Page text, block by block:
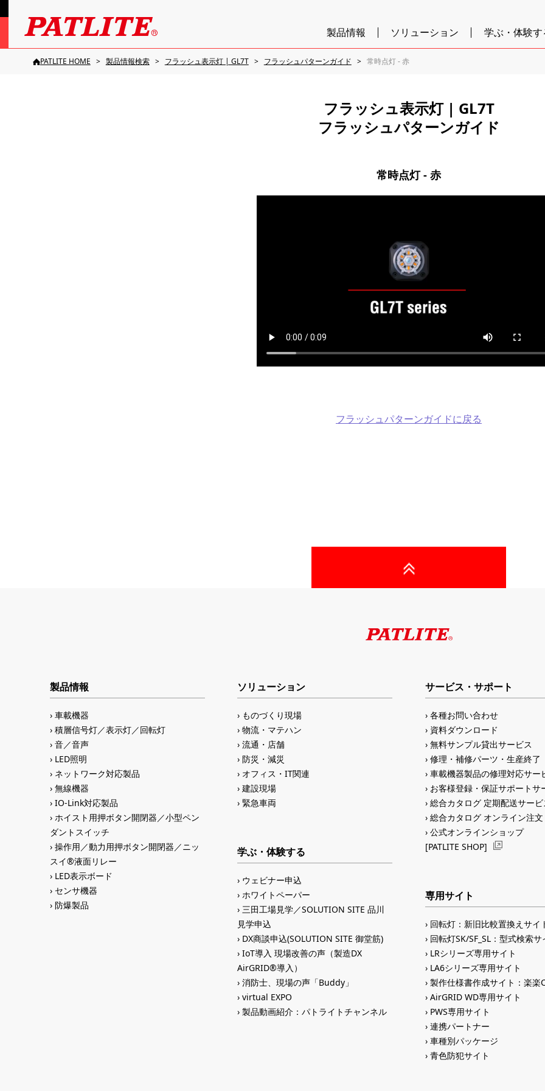
製品情報 ソリューション 学ぶ・体験す
PATLITE HOME 製品情報検索 フラッシュ表示灯 | GL7T フラッシュパターンガイド 常時点灯 - 赤
フラッシュ表示灯 | GL7T
フラッシュパターンガイド
常時点灯 - 赤
フラッシュパターンガイドに戻る
製品情報
車載機器
積層信号灯／表示灯／回転灯
音／音声
LED照明
ネットワーク対応製品
無線機器
IO-Link対応製品
ホイスト用押ボタン開閉器／小型ペン
ダントスイッチ
操作用／動力用押ボタン開閉器／ニッ
スイ®液面リレー
LED表示ボード
センサ機器
防爆製品
ソリューション
ものづくり現場
物流・マテハン
流通・店舗
防災・減災
オフィス・IT関連
建設現場
緊急車両
学ぶ・体験する
ウェビナー申込
ホワイトペーパー
三田工場見学／SOLUTION SITE 品川
見学申込
DX商談申込(SOLUTION SITE 御堂筋)
IoT導入 現場改善の声（製造DX
AirGRID®導入）
消防士、現場の声「Buddy」
virtual EXPO
製品動画紹介：パトライトチャンネル
サービス・サポート
各種お問い合わせ
資料ダウンロード
無料サンプル貸出サービス
修理・補修パーツ・生産終了
車載機器製品の修理対応サー
お客様登録・保証サポートサ
総合カタログ 定期配送サービ
総合カタログ オンライン注文
公式オンラインショップ
[PATLITE SHOP]
専用サイト
回転灯：新旧比較置換えサイ
回転灯SK/SF_SL：型式検索サ
LRシリーズ専用サイト
LA6シリーズ専用サイト
製作仕様書作成サイト：楽楽
AirGRID WD専用サイト
PWS専用サイト
連携パートナー
車種別パッケージ
青色防犯サイト